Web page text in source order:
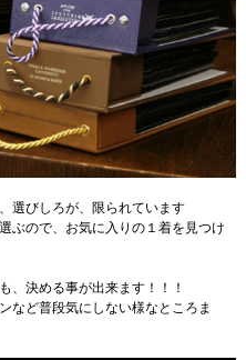
選びしろが、限られています
ぶので、お気に入りの１着を見つけ
、決める事が出来ます！！！
など普段気にしない様なところま